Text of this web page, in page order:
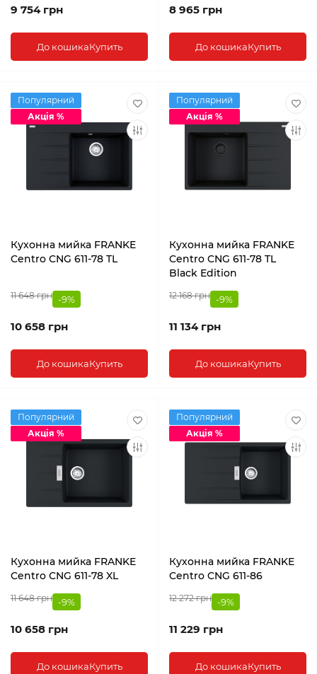
9 754 грн
До кошикаКупить
8 965 грн
До кошикаКупить
Популярний
Акція %
Кухонна мийка FRANKE
Centro CNG 611-78 TL
11 648 грн -9%
10 658 грн
До кошикаКупить
Популярний
Акція %
Кухонна мийка FRANKE
Centro CNG 611-78 TL
Black Edition
12 168 грн -9%
11 134 грн
До кошикаКупить
Популярний
Акція %
Кухонна мийка FRANKE
Centro CNG 611-78 XL
11 648 грн -9%
10 658 грн
До кошикаКупить
Популярний
Акція %
Кухонна мийка FRANKE
Centro CNG 611-86
12 272 грн -9%
11 229 грн
До кошикаКупить